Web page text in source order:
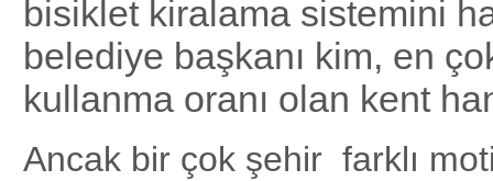
bisiklet kiralama sistemini
belediye başkanı kim, en
kullanma oranı olan kent
Ancak bir çok şehir farklı